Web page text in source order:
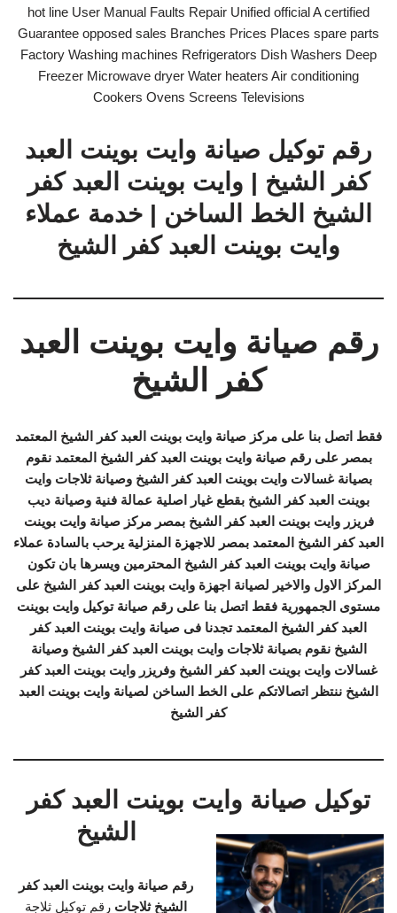
hot line User Manual Faults Repair Unified official A certified
Guarantee opposed sales Branches Prices Places spare parts
Factory Washing machines Refrigerators Dish Washers Deep
Freezer Microwave dryer Water heaters Air conditioning
Cookers Ovens Screens Televisions
رقم توكيل صيانة وايت بوينت العبد
كفر الشيخ | وايت بوينت العبد كفر
الشيخ الخط الساخن | خدمة عملاء
وايت بوينت العبد كفر الشيخ
رقم صيانة وايت بوينت العبد
كفر الشيخ
فقط اتصل بنا على مركز صيانة وايت بوينت العبد كفر الشيخ المعتمد
بمصر على رقم صيانة وايت بوينت العبد كفر الشيخ المعتمد نقوم
بصيانة غسالات وايت بوينت العبد كفر الشيخ وصيانة ثلاجات وايت
بوينت العبد كفر الشيخ بقطع غيار اصلية عمالة فنية وصيانة ديب
فريزر وايت بوينت العبد كفر الشيخ بمصر مركز صيانة وايت بوينت
العبد كفر الشيخ المعتمد بمصر للاجهزة المنزلية يرحب بالسادة عملاء
صيانة وايت بوينت العبد كفر الشيخ المحترمين ويسرها بان تكون
المركز الاول والاخير لصيانة اجهزة وايت بوينت العبد كفر الشيخ على
مستوى الجمهورية فقط اتصل بنا على رقم صيانة توكيل وايت بوينت
العبد كفر الشيخ المعتمد تجدنا فى صيانة وايت بوينت العبد كفر
الشيخ نقوم بصيانة ثلاجات وايت بوينت العبد كفر الشيخ وصيانة
غسالات وايت بوينت العبد كفر الشيخ وفريزر وايت بوينت العبد كفر
الشيخ ننتظر اتصالاتكم على الخط الساخن لصيانة وايت بوينت العبد
كفر الشيخ
توكيل صيانة وايت بوينت العبد كفر
الشيخ
رقم صيانة وايت بوينت العبد كفر
الشيخ ثلاجات رقم توكيل ثلاجة